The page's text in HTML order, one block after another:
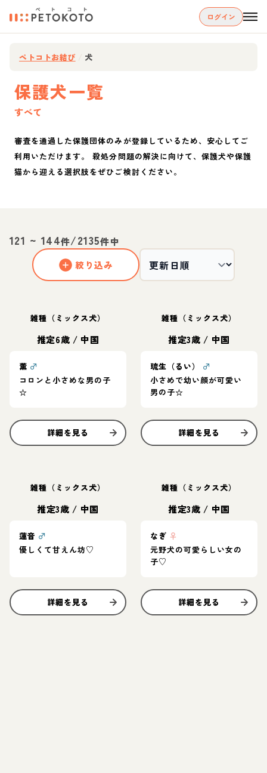
ログイン
ペトコトお結び 犬
保護犬一覧
すべて
審査を通過した保護団体のみが登録しているため、安心してご
利用いただけます。 殺処分問題の解決に向けて、保護犬や保護
猫から迎える選択肢をぜひご検討ください。
121 ~ 144件/2135件中
絞り込み
雑種（ミックス犬）
推定6歳 / 中国
薫 ♂
コロンと小さめな男の子
☆
詳細を見る
雑種（ミックス犬）
推定3歳 / 中国
琉生（るい）
♂
小さめで幼い顔が可愛い
男の子☆
詳細を見る
雑種（ミックス犬）
推定3歳 / 中国
蓮音 ♂
優しくて甘えん坊♡
詳細を見る
雑種（ミックス犬）
推定3歳 / 中国
なぎ ♀
元野犬の可愛らしい女の
子♡
詳細を見る